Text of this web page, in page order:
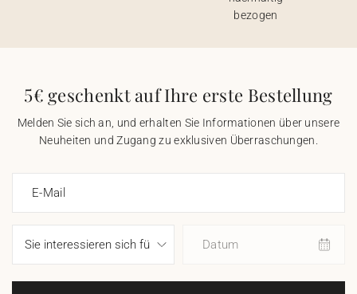
bezogen
5€ geschenkt auf Ihre erste Bestellung
Melden Sie sich an, und erhalten Sie Informationen über unsere
Neuheiten und Zugang zu exklusiven Überraschungen.
E-Mail
Datum